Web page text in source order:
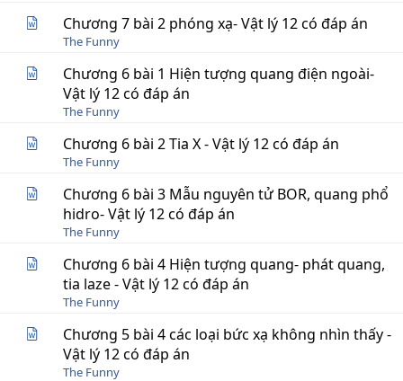
Chương 7 bài 2 phóng xạ- Vật lý 12 có đáp án
The Funny
Chương 6 bài 1 Hiện tượng quang điện ngoài-
Vật lý 12 có đáp án
The Funny
Chương 6 bài 2 Tia X - Vật lý 12 có đáp án
The Funny
Chương 6 bài 3 Mẫu nguyên tử BOR, quang phổ
hidro- Vật lý 12 có đáp án
The Funny
Chương 6 bài 4 Hiện tượng quang- phát quang,
tia laze - Vật lý 12 có đáp án
The Funny
Chương 5 bài 4 các loại bức xạ không nhìn thấy -
Vật lý 12 có đáp án
The Funny